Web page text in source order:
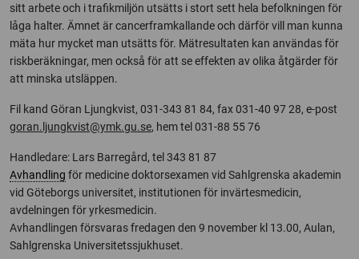
sitt arbete och i trafikmiljön utsätts i stort sett hela befolkningen för
låga halter. Ämnet är cancerframkallande och därför vill man kunna
mäta hur mycket man utsätts för. Mätresultaten kan användas för
riskberäkningar, men också för att se effekten av olika åtgärder för
att minska utsläppen.
Fil kand Göran Ljungkvist, 031-343 81 84, fax 031-40 97 28, e-post
goran.ljungkvist@ymk.gu.se, hem tel 031-88 55 76
Handledare: Lars Barregård, tel 343 81 87
Avhandling för medicine doktorsexamen vid Sahlgrenska akademin
vid Göteborgs universitet, institutionen för invärtesmedicin,
avdelningen för yrkesmedicin.
Avhandlingen försvaras fredagen den 9 november kl 13.00, Aulan,
Sahlgrenska Universitetssjukhuset.